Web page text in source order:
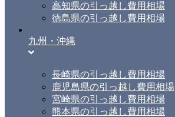
高知県の引っ越し費用相場
徳島県の引っ越し費用相場
九州・沖縄
長崎県の引っ越し費用相場
鹿児島県の引っ越し費用相場
宮崎県の引っ越し費用相場
熊本県の引っ越し費用相場